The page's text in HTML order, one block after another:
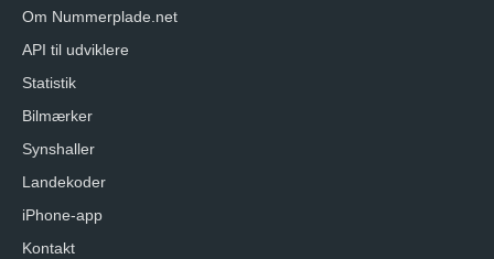
Om Nummerplade.net
API til udviklere
Statistik
Bilmærker
Synshaller
Landekoder
iPhone-app
Kontakt